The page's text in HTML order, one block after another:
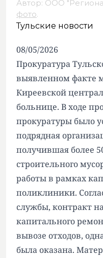
Автор: ООО
фото.
Тульские новости
08/05/2026
Прокуратура
выявленном факте
Киреевской
больнице. В ходе
прокуратуры было
подрядная
получившая более
строительного
работы в рамках
поликлиники.
службы, контракт
капитального
вывозе отходов,
была оказана.